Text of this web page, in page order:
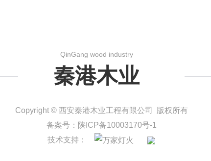
QinGang wood industry
秦港木业
Copyright © 西安秦港木业工程有限公司 版权所有
备案号： 陕ICP备10003170号-1
技术支持：